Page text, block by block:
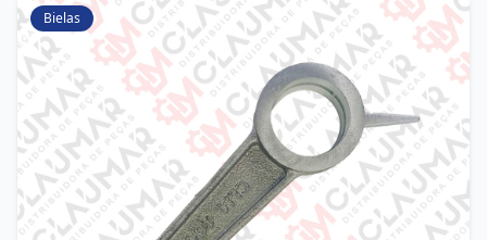
Bielas